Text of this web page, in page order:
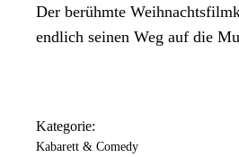
Der berühmte
endlich seinen Weg auf die
Kategorie:
Kabarett & Comedy